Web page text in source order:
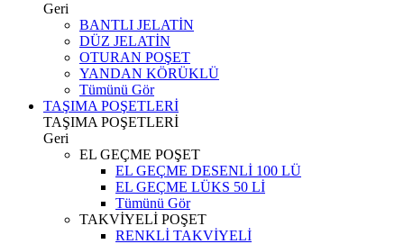
Geri
BANTLI JELATİN
DÜZ JELATİN
OTURAN POŞET
YANDAN KÖRÜKLÜ
Tümünü Gör
TAŞIMA POŞETLERİ
TAŞIMA POŞETLERİ
Geri
EL GEÇME POŞET
EL GEÇME DESENLİ 100 LÜ
EL GEÇME LÜKS 50 Lİ
Tümünü Gör
TAKVİYELİ POŞET
RENKLİ TAKVİYELİ